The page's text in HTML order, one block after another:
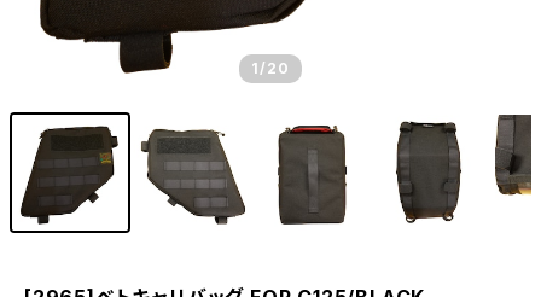
1 /20